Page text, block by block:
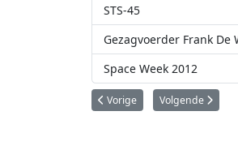
STS-45
Gezagvoerder Frank
Space Week 2012
Vorig artikel: STS-45: de
Vorige Volgende
Volgende